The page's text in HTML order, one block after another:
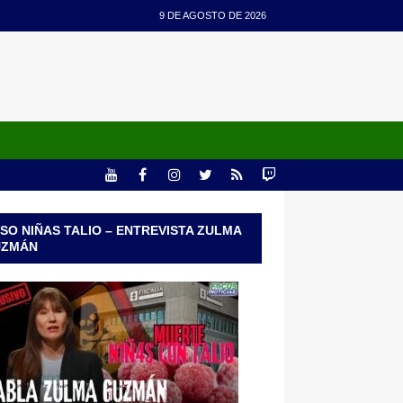
9 DE AGOSTO DE 2026
NIÑAS TALIO – ENTREVISTA ZULMA